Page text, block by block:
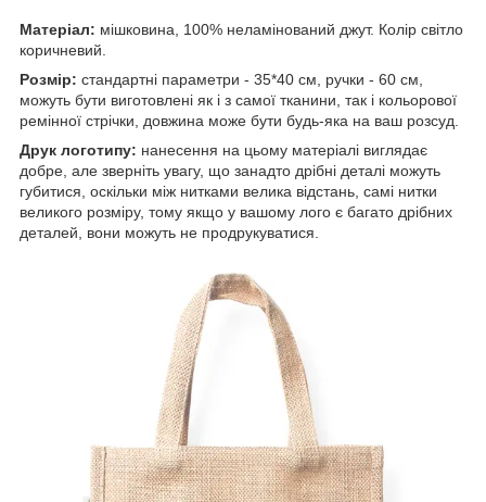
Матеріал: мішковина, 100% неламінований джут. Колір світло
коричневий.
Розмір: стандартні параметри - 35*40 см, ручки - 60 см,
можуть бути виготовлені як і з самої тканини, так і кольорової
ремінної стрічки, довжина може бути будь-яка на ваш розсуд.
Друк логотипу: нанесення на цьому матеріалі виглядає
добре, але зверніть увагу, що занадто дрібні деталі можуть
губитися, оскільки між нитками велика відстань, самі нитки
великого розміру, тому якщо у вашому лого є багато дрібних
деталей, вони можуть не продрукуватися.